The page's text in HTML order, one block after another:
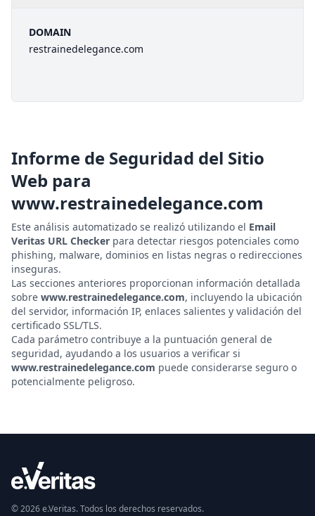
DOMAIN
restrainedelegance.com
Informe de Seguridad del Sitio
Web para
www.restrainedelegance.com
Este análisis automatizado se realizó utilizando el Email
Veritas URL Checker para detectar riesgos potenciales como
phishing, malware, dominios en listas negras o redirecciones
inseguras.
Las secciones anteriores proporcionan información detallada
sobre www.restrainedelegance.com, incluyendo la ubicación
del servidor, información IP, enlaces salientes y validación del
certificado SSL/TLS.
Cada parámetro contribuye a la puntuación general de
seguridad, ayudando a los usuarios a verificar si
www.restrainedelegance.com puede considerarse seguro o
potencialmente peligroso.
© 2026 e.Veritas. Todos los derechos reservados.